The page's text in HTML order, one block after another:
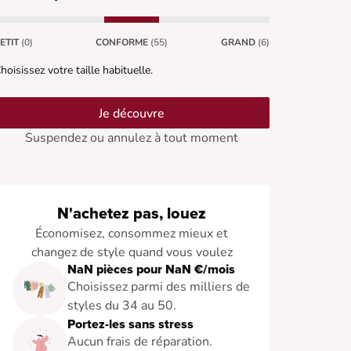
(0) CONFORME (55) GRAND (6)
votre taille habituelle.
Je découvre
Suspendez ou annulez à tout moment
N'achetez pas, louez
Économisez, consommez mieux et
changez de style quand vous voulez
NaN pièces pour NaN €/mois
Choisissez parmi des milliers de
styles du 34 au 50.
Portez-les sans stress
Aucun frais de réparation.